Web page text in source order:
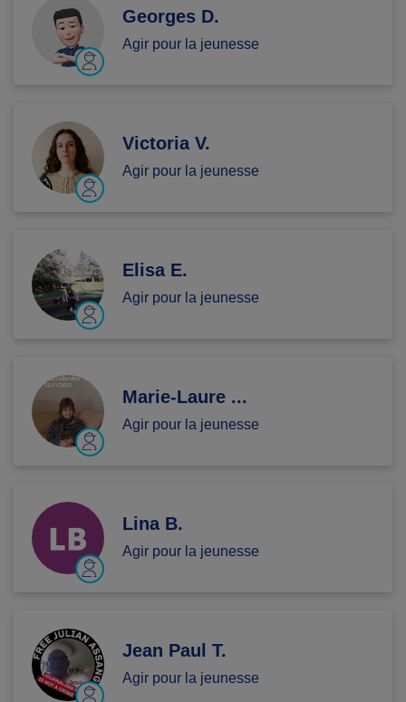
Georges D.
Agir pour la jeunesse
Victoria V.
Agir pour la jeunesse
Elisa E.
Agir pour la jeunesse
Marie-Laure ...
Agir pour la jeunesse
Lina B.
Agir pour la jeunesse
Jean Paul T.
Agir pour la jeunesse